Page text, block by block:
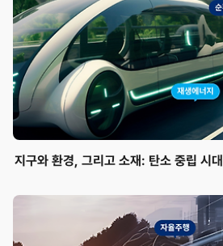
지구와 환경, 그리고 소재: 탄소 중립 시